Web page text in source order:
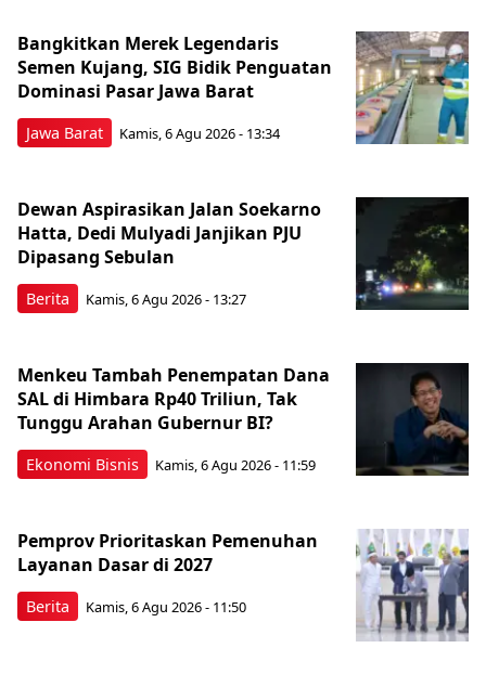
Jawa Barat
Bangkitkan Merek Legendaris
Semen Kujang, SIG Bidik Penguatan
Dominasi Pasar Jawa Barat
Kamis, 6 Agu 2026 - 13:34
Berita
Dewan Aspirasikan Jalan Soekarno
Hatta, Dedi Mulyadi Janjikan PJU
Dipasang Sebulan
Kamis, 6 Agu 2026 - 13:27
Ekonomi Bisnis
Menkeu Tambah Penempatan Dana
SAL di Himbara Rp40 Triliun, Tak
Tunggu Arahan Gubernur BI?
Kamis, 6 Agu 2026 - 11:59
Berita
Pemprov Prioritaskan Pemenuhan
Layanan Dasar di 2027
Kamis, 6 Agu 2026 - 11:50